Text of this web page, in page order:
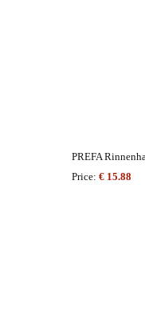
PREFA
Price: € 15.88